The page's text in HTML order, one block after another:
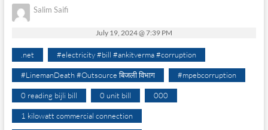
Salim Saifi
July 19, 2024 @ 7:39 PM
.net #electricity #bill #ankitverma #corruption
#LinemanDeath #Outsource बिजली विभाग #mpebcorruption
0 reading bijli bill 0 unit bill 000
1 kilowatt commercial connection